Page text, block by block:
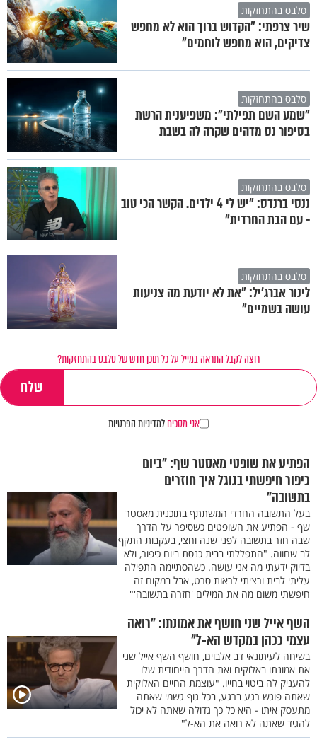
סלבס בהתחזקות
שיר צרפתי: "הקדוש ברוך הוא לא מחפש
צדיקים, הוא מחפש לוחמים"
סלבס בהתחזקות
"שמע השם תפילתי": משפיענית הרשת
בסיפור נס מדהים שקרה לה בשבת
סלבס בהתחזקות
ננסי ברנדס: "יש לי 4 ילדים. הקשר הכי טוב
- עם הבת החרדית"
סלבס בהתחזקות
לינור אברג'יל: "את לא יודעת מה צניעות
עושה בשמיים"
רוצה לקבל התראה במייל על כל תוכן חדש של סלבס בהתחזקות?
אני מסכיםלמדיניות הפרטיות
הפתיע את שופטי מאסטר שף: "ביום
כיפור חיפשתי בגוגל איך חוזרים
בתשובה"
בעל התשובה החרדי המשתתף בתוכנית מאסטר
שף - הפתיע את השופטים כשסיפר על הדרך
שבה חזר בתשובה לפני שנה וחצי, בעקבות התקף
לב שחווה. "התפללתי בבית כנסת ביום כיפור, ולא
בדיוק ידעתי מה אני עושה. כשהסתיימה התפילה
עליתי לבית ורציתי לראות סרט, אבל במקום זה
חיפשתי משום מה את המילים 'חזרה בתשובה'"
השף אייל שני חושף את אמונתו: "רואה
עצמי ככהן במקדש הא-ל"
בשיחה לעיתונאי דב אלבוים, חושף השף אייל שני
את אמונתו באלוקים ואת הדרך הייחודית שלו
להעניק לה ביטוי בחייו. "עוצמת החיים האלוקית
שאתה פוגש רגע ברגע, בכל גוף גשמי שאתה
מתעסק איתו - היא כל כך גדולה שאתה לא יכול
להגיד שאתה לא רואה את הא-ל"